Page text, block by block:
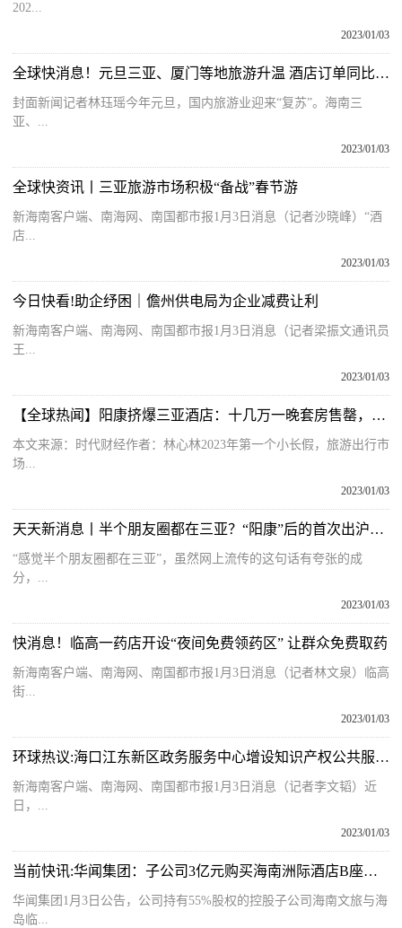
202...
2023/01/03
全球快消息！元旦三亚、厦门等地旅游升温 酒店订单同比上涨13％
封面新闻记者林珏瑶今年元旦，国内旅游业迎来“复苏”。海南三
亚、...
2023/01/03
全球快资讯丨三亚旅游市场积极“备战”春节游
新海南客户端、南海网、南国都市报1月3日消息（记者沙晓峰）“酒
店...
2023/01/03
今日快看!助企纾困｜儋州供电局为企业减费让利
新海南客户端、南海网、南国都市报1月3日消息（记者梁振文通讯员
王...
2023/01/03
【全球热闻】阳康挤爆三亚酒店：十几万一晚套房售罄，300元/天招不到临时清洁工
本文来源：时代财经作者：林心林2023年第一个小长假，旅游出行市
场...
2023/01/03
天天新消息丨半个朋友圈都在三亚？“阳康”后的首次出沪旅行，他们最大的感受是“顺畅”
“感觉半个朋友圈都在三亚”，虽然网上流传的这句话有夸张的成
分，...
2023/01/03
快消息！临高一药店开设“夜间免费领药区” 让群众免费取药
新海南客户端、南海网、南国都市报1月3日消息（记者林文泉）临高
街...
2023/01/03
环球热议:海口江东新区政务服务中心增设知识产权公共服务窗口
新海南客户端、南海网、南国都市报1月3日消息（记者李文韬）近
日，...
2023/01/03
当前快讯:华闻集团：子公司3亿元购买海南洲际酒店B座大厦部分房产
华闻集团1月3日公告，公司持有55%股权的控股子公司海南文旅与海
岛临...